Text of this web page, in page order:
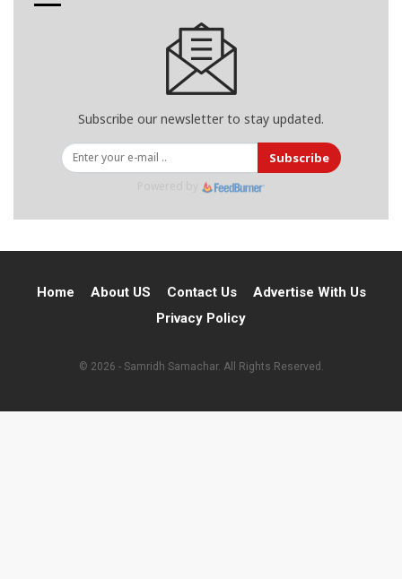
Subscribe our newsletter to stay updated.
Subscribe
Home About US Contact Us
Advertise With Us
Privacy Policy
© 2026 - Samridh Samachar. All Rights Reserved.